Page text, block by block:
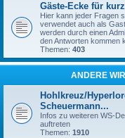
Gäste-Ecke für
Hier kann jeder Fragen
verwendet auch als
werden durch einen
den Antworten kommen
Themen: 403
ANDERE
Hohlkreuz/
Scheuermann...
Infos zu weiteren WS-
auftreten
Themen: 1910